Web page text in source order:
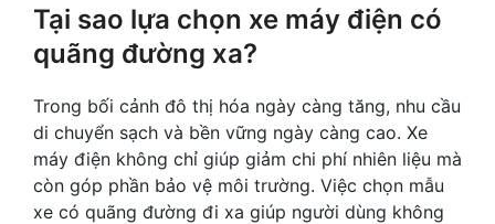
Tại sao lựa chọn xe máy điện có
quãng đường xa?
Trong bối cảnh đô thị hóa ngày càng tăng, nhu cầu
di chuyển sạch và bền vững ngày càng cao. Xe
máy điện không chỉ giúp giảm chi phí nhiên liệu mà
còn góp phần bảo vệ môi trường. Việc chọn mẫu
xe có quãng đường đi xa giúp người dùng không